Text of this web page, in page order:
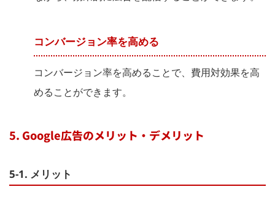
コンバージョン率を高める
コンバージョン率を高めることで、費用対効果を高
めることができます。
5. Google広告のメリット・デメリット
5-1. メリット